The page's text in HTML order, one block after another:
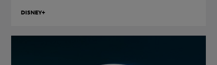
DISNEY+